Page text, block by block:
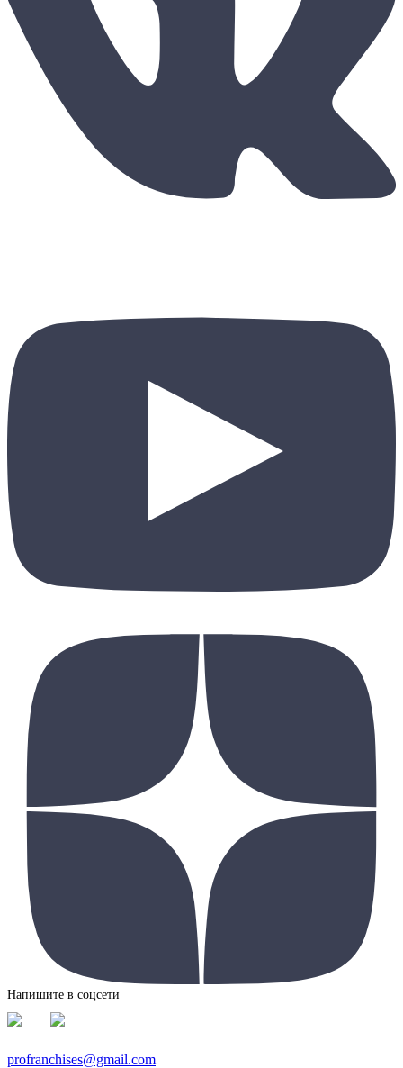
Напишите в соцсети
profranchises@gmail.com